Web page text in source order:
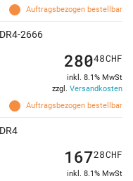
Auftragsbezogen bestellbar
2666
Auftragsbezogen bestellbar
28048CHF
inkl. 8.1% MwSt
zzgl. Versandkosten
16728CHF
inkl. 8.1% MwSt